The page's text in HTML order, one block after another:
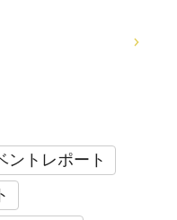
ントレポート